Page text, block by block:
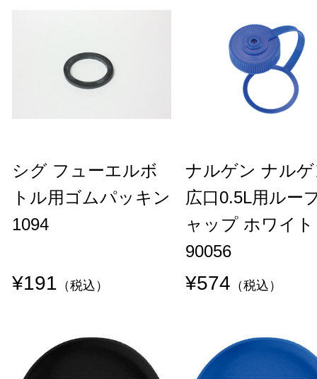
シグ フューエルボ
トル用ゴムパッキン
1094
¥191 （税込）
ナルゲン ナル
広口0.5L用ルー
ャップ ホワイト
90056
¥574 （税込）